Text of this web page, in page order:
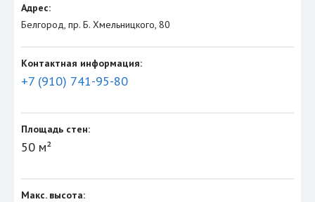
Адрес:
Белгород, пр. Б. Хмельницкого, 80
Контактная информация:
+7 (910) 741-95-80
Площадь стен:
50 м²
Макс. высота: